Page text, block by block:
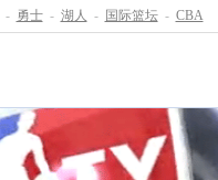
- 勇士 - 湖人 - 国际篮坛 - CBA